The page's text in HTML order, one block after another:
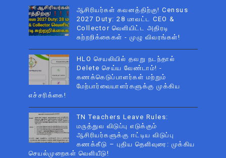
ஆசிரியர்கள் கவனத்திற்கு! Census
2027 Duty: 28 மாவட்ட CEO &
Collector வெளியிட்ட அதிரடி
சுற்றறிக்கைகள் - முழு விவரங்கள்!
HLO செயலியில் தவறு நடந்தால்
Delete செய்ய வேண்டாம்! -
கணக்கெடுப்பாளர்கள் மற்றும்
மேற்பார்வையாளர்களுக்கு முக்கிய
எச்சரிக்கை!
TN Teachers Leave Rules:
மருத்துவ விடுப்பு எடுக்கும்
ஆசிரியர்களுக்கு ஈட்டிய விடுப்பு
கணக்கீடு – புதிய தெளிவுரை: முக்கிய
செயல்முறைகள் வெளியீடு!